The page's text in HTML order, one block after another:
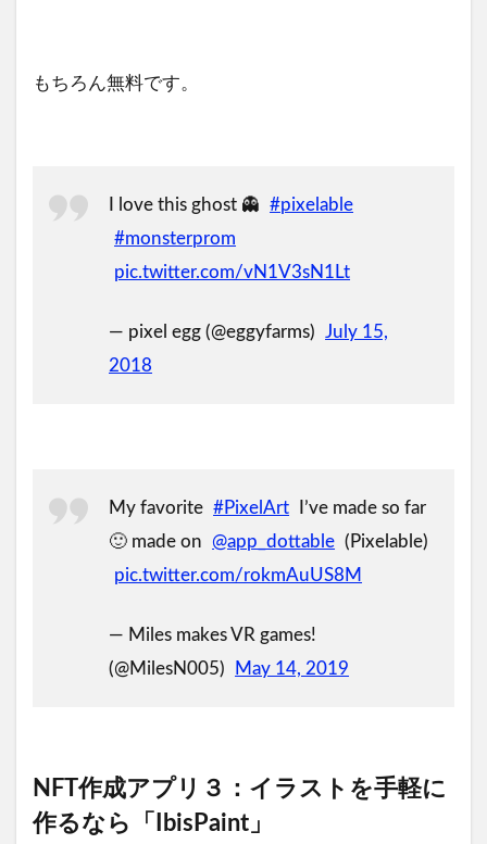
もちろん無料です。
I love this ghost 👻 #pixelable
#monsterprom
pic.twitter.com/vN1V3sN1Lt
— pixel egg (@eggyfarms) July 15,
2018
My favorite #PixelArt
I’ve made so far
🙂 made on
@app_dottable (Pixelable)
pic.twitter.com/rokmAuUS8M
— Miles makes VR games!
(@MilesN005)
May 14, 2019
NFT作成アプリ３：イラストを手軽に
作るなら「IbisPaint」